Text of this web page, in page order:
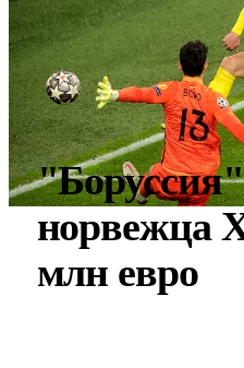
"Боруссия"
норвежца
млн евро